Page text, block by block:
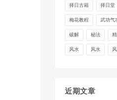
择日古籍 择日堂
梅花教程 武功气
破解 秘法
风水 风水
近期文章